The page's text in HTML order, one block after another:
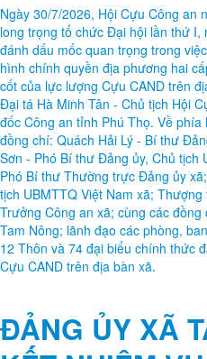
Ngày 30/7/2026, Hội Cựu Công an
long trọng tổ chức Đại hội lần thứ I,
đánh dấu mốc quan trọng trong
hình chính quyền địa phương hai
cốt của lực lượng Cựu CAND trên
Đại tá Hà Minh Tân - Chủ tịch Hội
đốc Công an tỉnh Phú Thọ. Về
đồng chí: Quách Hải Lý - Bí thư
Sơn - Phó Bí thư Đảng ủy, Chủ tịch
Phó Bí thư Thường trực Đảng ủy
tịch UBMTTQ Việt Nam xã;
Trưởng Công an xã; cùng các
Tam Nông; lãnh đạo các phòng,
12 Thôn và 74 đại biểu chính thức
Cựu CAND trên địa bàn xã.